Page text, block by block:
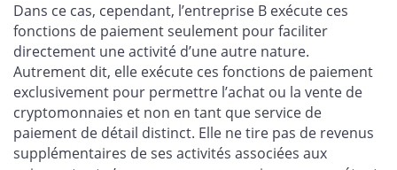
Dans ce cas, cependant, l’entreprise B exécute ces
fonctions de paiement seulement pour faciliter
directement une activité d’une autre nature.
Autrement dit, elle exécute ces fonctions de paiement
exclusivement pour permettre l’achat ou la vente de
cryptomonnaies et non en tant que service de
paiement de détail distinct. Elle ne tire pas de revenus
supplémentaires de ses activités associées aux